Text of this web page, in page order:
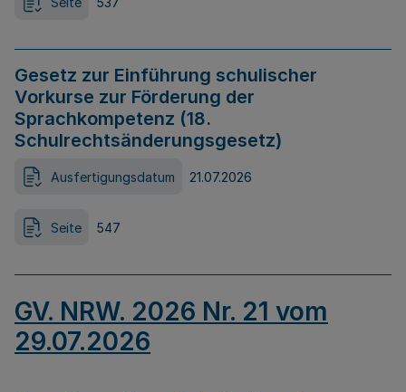
Gesetz zur Einführung schulischer
Vorkurse zur Förderung der
Sprachkompetenz (18.
Schulrechtsänderungsgesetz)
Ausfertigungsdatum 21.07.2026
Seite 547
GV. NRW. 2026 Nr. 21 vom
29.07.2026